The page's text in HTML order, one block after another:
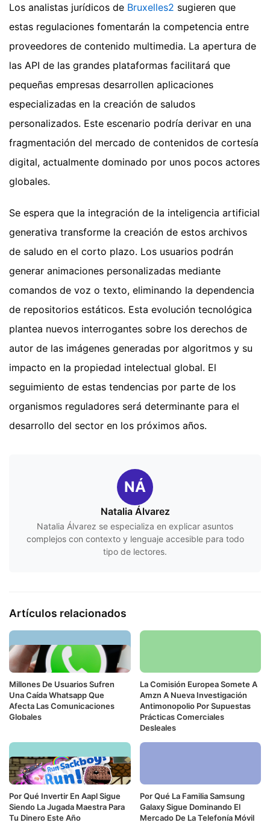
Los analistas jurídicos de Bruxelles2 sugieren que
estas regulaciones fomentarán la competencia entre
proveedores de contenido multimedia. La apertura de
las API de las grandes plataformas facilitará que
pequeñas empresas desarrollen aplicaciones
especializadas en la creación de saludos
personalizados. Este escenario podría derivar en una
fragmentación del mercado de contenidos de cortesía
digital, actualmente dominado por unos pocos actores
globales.
Se espera que la integración de la inteligencia artificial
generativa transforme la creación de estos archivos
de saludo en el corto plazo. Los usuarios podrán
generar animaciones personalizadas mediante
comandos de voz o texto, eliminando la dependencia
de repositorios estáticos. Esta evolución tecnológica
plantea nuevos interrogantes sobre los derechos de
autor de las imágenes generadas por algoritmos y su
impacto en la propiedad intelectual global. El
seguimiento de estas tendencias por parte de los
organismos reguladores será determinante para el
desarrollo del sector en los próximos años.
NÁ
Natalia Álvarez
Natalia Álvarez se especializa en explicar asuntos
complejos con contexto y lenguaje accesible para todo
tipo de lectores.
Artículos relacionados
Millones De Usuarios Sufren
Una Caída Whatsapp Que
Afecta Las Comunicaciones
Globales
La Comisión Europea Somete A
Amzn A Nueva Investigación
Antimonopolio Por Supuestas
Prácticas Comerciales
Desleales
Por Qué Invertir En Aapl Sigue
Siendo La Jugada Maestra Para
Tu Dinero Este Año
Por Qué La Familia Samsung
Galaxy Sigue Dominando El
Mercado De La Telefonía Móvil